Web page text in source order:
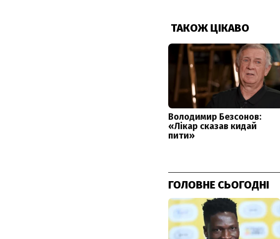
ГОЛОВНЕ СЬОГОДНІ